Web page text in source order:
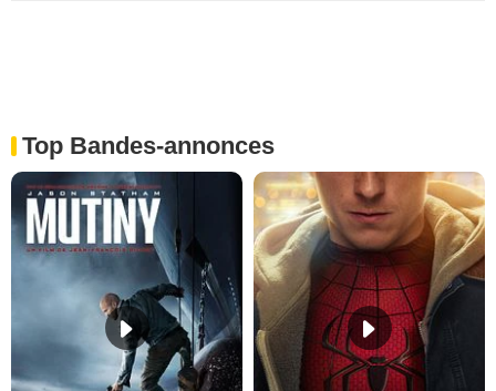
Top Bandes-annonces